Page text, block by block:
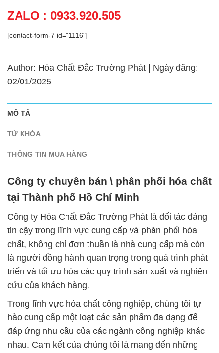
ZALO : 0933.920.505
[contact-form-7 id="1116"]
Author: Hóa Chất Đắc Trường Phát | Ngày đăng:
02/01/2025
MÔ TẢ
TỪ KHÓA
THÔNG TIN MUA HÀNG
Công ty chuyên bán \ phân phối hóa chất
tại Thành phố Hồ Chí Minh
Công ty Hóa Chất Đắc Trường Phát là đối tác đáng
tin cậy trong lĩnh vực cung cấp và phân phối hóa
chất, không chỉ đơn thuần là nhà cung cấp mà còn
là người đồng hành quan trọng trong quá trình phát
triển và tối ưu hóa các quy trình sản xuất và nghiên
cứu của khách hàng.
Trong lĩnh vực hóa chất công nghiệp, chúng tôi tự
hào cung cấp một loạt các sản phẩm đa dạng để
đáp ứng nhu cầu của các ngành công nghiệp khác
nhau. Cam kết của chúng tôi là mang đến những